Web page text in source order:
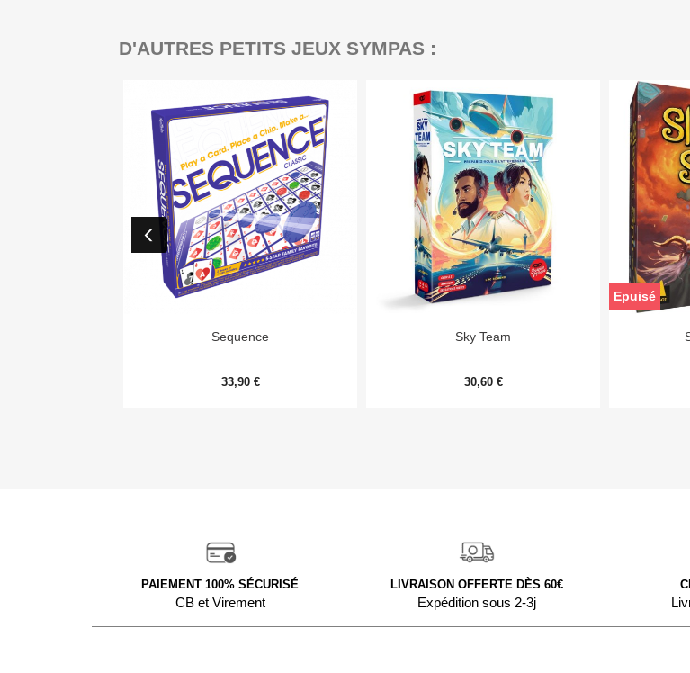
D'AUTRES PETITS JEUX SYMPAS :
Aperçu rapide
Sequence
33,90 €
Aperçu rapide
Sky Team
30,60 €

Epuisé
PAIEMENT 100% SÉCURISÉ
CB et Virement
LIVRAISON OFFERTE DÈS 60€
Expédition sous 2-3j